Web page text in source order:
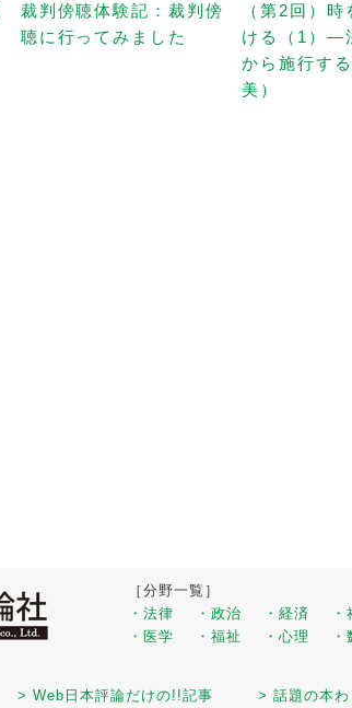
裁判傍聴体験記：裁判傍
聴に行ってみました
（第2回）
ける（1）—
から施行す
美）
［分野一覧］
・法律
・政治 ・経済
・医学
・福祉 ・心理
> Web日本評論だけの!!記事 > 話題の本